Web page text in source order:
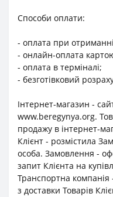
Способи оплати:
- оплата при
- онлайн-оплата
- оплата в терміналі;
- безготівковий
Інтернет-магазин -
www.beregynya.org.
продажу в інтернет-
Клієнт - розмістила
особа. Замовлення -
запит Клієнта на
Транспортна компанія
з доставки Товарів